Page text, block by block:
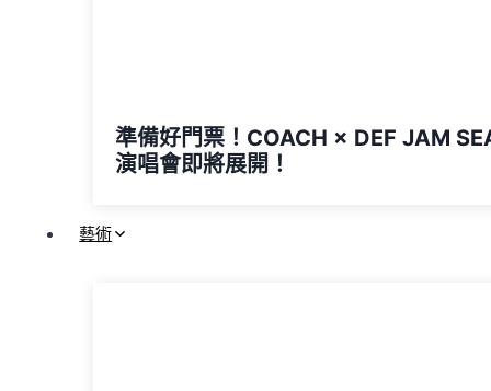
準備好門票！COACH × DEF JAM
演唱會即將展開！
藝術